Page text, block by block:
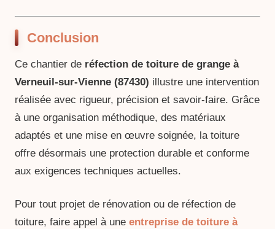
Conclusion
Ce chantier de réfection de toiture de grange à
Verneuil-sur-Vienne (87430) illustre une intervention
réalisée avec rigueur, précision et savoir-faire. Grâce
à une organisation méthodique, des matériaux
adaptés et une mise en œuvre soignée, la toiture
offre désormais une protection durable et conforme
aux exigences techniques actuelles.
Pour tout projet de rénovation ou de réfection de
toiture, faire appel à une entreprise de toiture à